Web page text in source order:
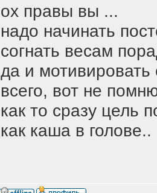
ох правы вы ...
надо начинать
согнать весам
да и
всего, вот не
как то сразу цель
как каша в голове..